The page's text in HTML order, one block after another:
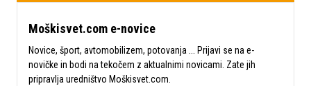
Moškisvet.com e-novice
Novice, šport, avtomobilizem, potovanja ... Prijavi se na e-
novičke in bodi na tekočem z aktualnimi novicami. Zate jih
pripravlja uredništvo Moškisvet.com.